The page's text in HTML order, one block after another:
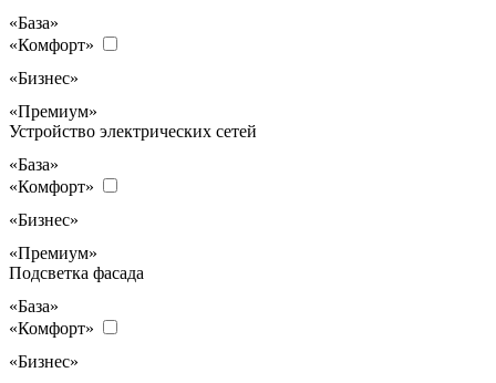
«База»
«Комфорт»
«Бизнес»
«Премиум»
Устройство электрических сетей
«База»
«Комфорт»
«Бизнес»
«Премиум»
Подсветка фасада
«База»
«Комфорт»
«Бизнес»